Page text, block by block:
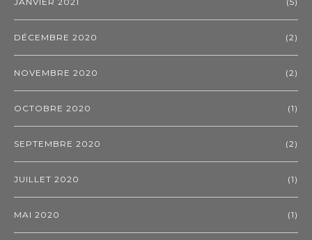
DÉCEMBRE 2020 (2)
NOVEMBRE 2020 (2)
OCTOBRE 2020 (1)
SEPTEMBRE 2020 (2)
JUILLET 2020 (1)
MAI 2020 (1)